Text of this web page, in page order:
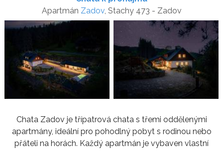
Apartmán Zadov, Stachy 473 - Zadov
Chata Zadov je třípatrová chata s třemi oddělenými
apartmány, ideální pro pohodlný pobyt s rodinou nebo
přáteli na horách. Každý apartmán je vybaven vlastní